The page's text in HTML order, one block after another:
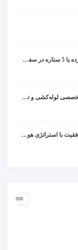
مقایسه هزینه اقامت هتل معمولی، میان‌رده یا 5 ستاره در سفر زیارتی عراق
لوله بازکنی قزوین، تخلیه چاه و خدمات تخصصی لوله‌کشی و تشخیص ترکیدگی
آیا پیجهای اینستاگرام درآمد دارند؟ راز موفقیت با استراتژی هوشمندانه